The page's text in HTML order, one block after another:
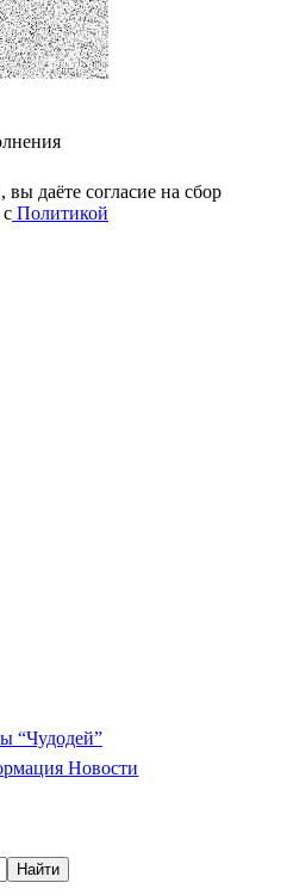
даёте cогласие на сбор
Политикой
“Чудодей”
Новости
Найти